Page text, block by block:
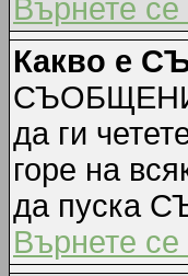
Върнете се
Какво е
да ги
горе на
да пуска
Върнете се